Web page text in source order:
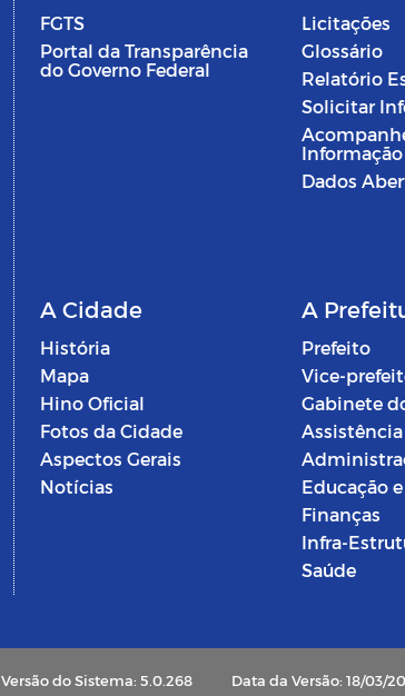
FGTS
Portal da Transparência
do Governo Federal
Licitações
Glossário
Relatório
Solicitar
Informação
Dados
A Cidade
História
Mapa
Hino Oficial
Fotos da Cidade
Aspectos Gerais
Notícias
A
Prefeito
Vice-
Gabinete
Educação
Finanças
Infra-
Saúde
Versão do Sistema: 5.0.268 Data da Versão: 18/03/